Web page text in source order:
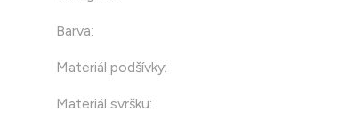
Barva:
Materiál podšívky:
Materiál svršku: